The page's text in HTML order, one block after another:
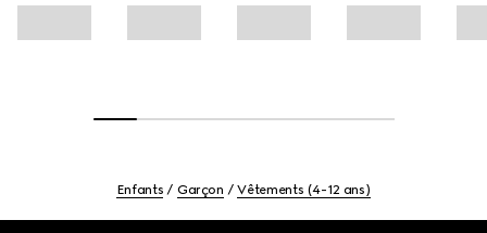
Enfants Garçon Vêtements (4-12 ans)